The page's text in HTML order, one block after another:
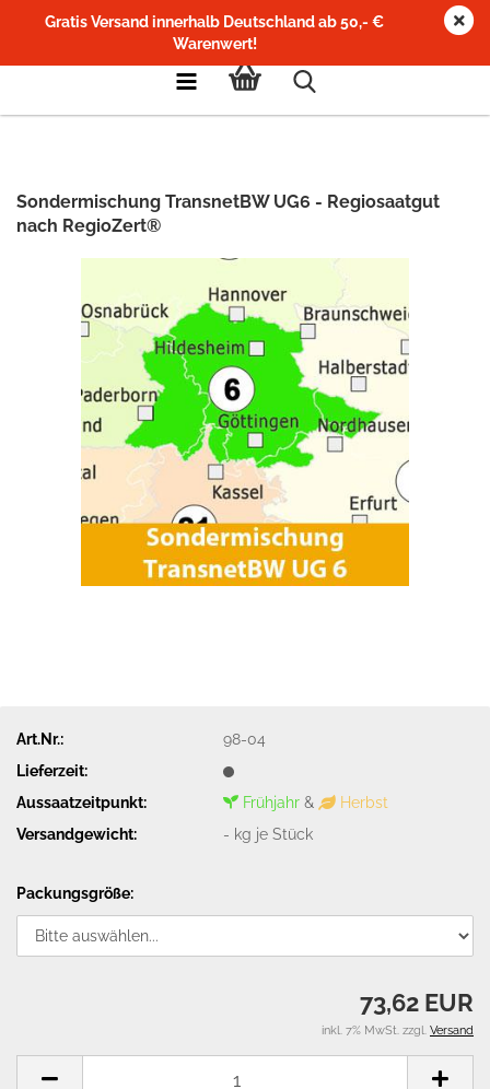
Gratis Versand innerhalb Deutschland ab 50,- €
Warenwert!
Sondermischung TransnetBW UG6 - Regiosaatgut
nach RegioZert®
Art.Nr.:
98-04
Lieferzeit:
Aussaatzeitpunkt:
Frühjahr &
Herbst
Versandgewicht:
- kg je Stück
Packungsgröße:
73,62 EUR
inkl. 7% MwSt. zzgl. Versand